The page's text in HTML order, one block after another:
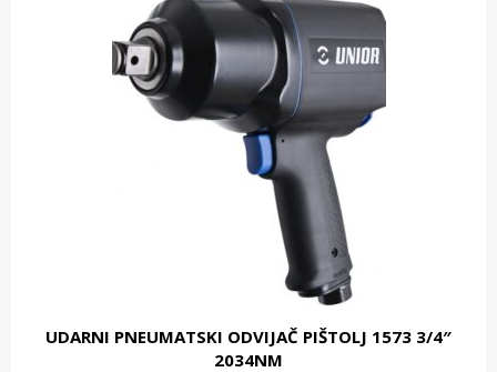
UDARNI PNEUMATSKI ODVIJAČ PIŠTOLJ 1573 3/4″
2034NM